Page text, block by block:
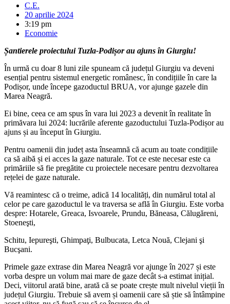
C.E.
20 aprilie 2024
3:19 pm
Economie
Șantierele proiectului Tuzla-Podișor au ajuns în Giurgiu!
În urmă cu doar 8 luni zile spuneam că județul Giurgiu va deveni
esențial pentru sistemul energetic românesc, în condițiile în care la
Podișor, unde începe gazoductul BRUA, vor ajunge gazele din
Marea Neagră.
Ei bine, ceea ce am spus în vara lui 2023 a devenit în realitate în
primăvara lui 2024: lucrările aferente gazoductului Tuzla-Podișor au
ajuns și au început în Giurgiu.
Pentru oamenii din județ asta înseamnă că acum au toate condițiile
ca să aibă și ei acces la gaze naturale. Tot ce este necesar este ca
primăriile să fie pregătite cu proiectele necesare pentru dezvoltarea
rețelei de gaze naturale.
Vă reamintesc că o treime, adică 14 localități, din numărul total al
celor pe care gazoductul le va traversa se află în Giurgiu. Este vorba
despre: Hotarele, Greaca, Isvoarele, Prundu, Băneasa, Călugăreni,
Stoeneşti,
Schitu, Iepureşti, Ghimpaţi, Bulbucata, Letca Nouă, Clejani şi
Bucşani.
Primele gaze extrase din Marea Neagră vor ajunge în 2027 și este
vorba despre un volum mai mare de gaze decât s-a estimat inițial.
Deci, viitorul arată bine, arată că se poate crește mult nivelul vieții în
județul Giurgiu. Trebuie să avem și oamenii care să știe să întâmpine